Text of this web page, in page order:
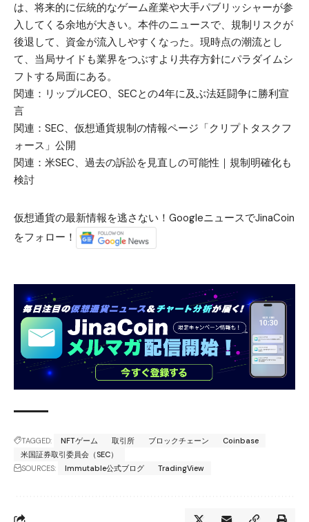
は、将来的に伝統的なゲーム産業や大手パブリッシャーが参
入してくる余地が大きい。本件のニュースで、規制リスクが
後退して、資金が流入しやすくなった。現時点の潮流とし
て、当局サイドも業界をつぶすより共存方針にパラダイムシ
フトする局面にある。
関連： リップルCEO、SECとの4年に及ぶ法廷闘争に勝利宣
言
関連： SEC、仮想通貨規制の情報ページ「クリプトタスクフ
ォース」公開
関連： 米SEC、過去の訴訟を見直しの可能性｜規制明確化も
検討
仮想通貨の最新情報を逃さない！GoogleニュースでJinaCoin
をフォロー！
TAGGED: NFTゲーム 取引所 ブロックチェーン
Coinbase
米国証券取引委員会（SEC）
SOURCES:
Immutable公式ブログ TradingView